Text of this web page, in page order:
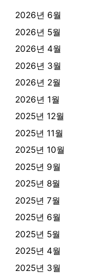
2026년 6월
2026년 5월
2026년 4월
2026년 3월
2026년 2월
2026년 1월
2025년 12월
2025년 11월
2025년 10월
2025년 9월
2025년 8월
2025년 7월
2025년 6월
2025년 5월
2025년 4월
2025년 3월